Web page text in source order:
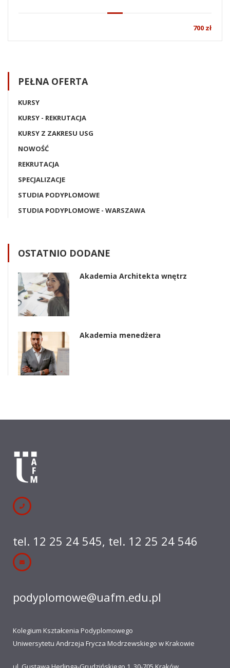
700 zł
PEŁNA OFERTA
KURSY
KURSY - REKRUTACJA
KURSY Z ZAKRESU USG
NOWOŚĆ
REKRUTACJA
SPECJALIZACJE
STUDIA PODYPLOMOWE
STUDIA PODYPLOMOWE - WARSZAWA
OSTATNIO DODANE
Akademia Architekta wnętrz
Akademia menedżera
tel. 12 25 24 545, tel. 12 25 24 546
podyplomowe@uafm.edu.pl
Kolegium Kształcenia Podyplomowego
Uniwersytetu Andrzeja Frycza Modrzewskiego w Krakowie